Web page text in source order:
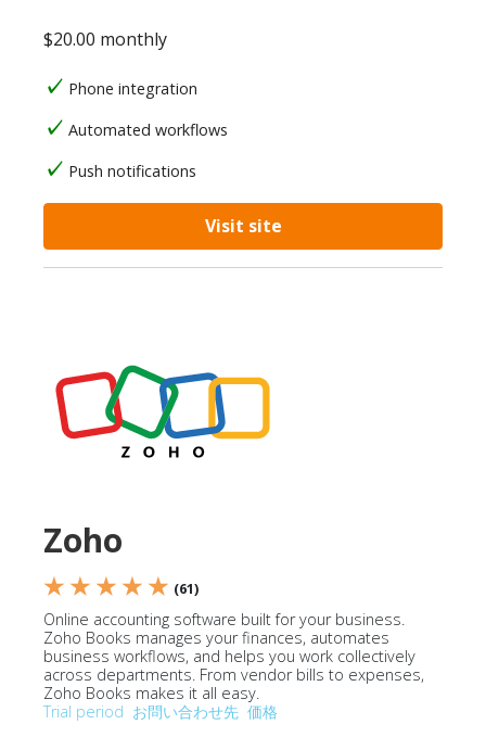
$20.00 monthly
Phone integration
Automated workflows
Push notifications
Visit site
Zoho
★ ★ ★ ★ ★ (61)
Online accounting software built for your business.
Zoho Books manages your finances, automates
business workflows, and helps you work collectively
across departments. From vendor bills to expenses,
Zoho Books makes it all easy.
Trial period お問い合わせ先 価格